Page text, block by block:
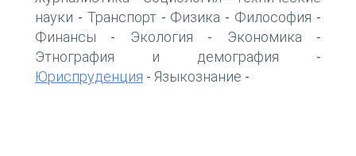
науки - Транспорт- Физика - Философия -
Финансы - Экология - Экономика -
Этнография и демография -
Юриспруденция - Языкознание -